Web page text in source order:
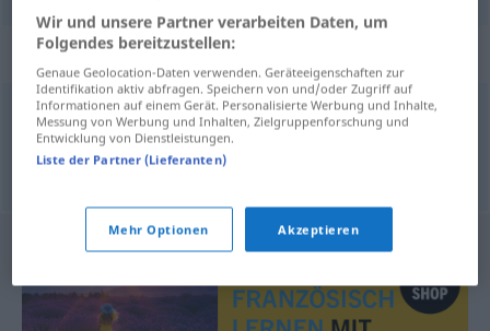
Synonyme für "Nachruf"
Nekrolog,Nachrede,Gedenkrede
Wir und unsere Partner verarbeiten Daten, um
Folgendes bereitzustellen:
Genaue Geolocation-Daten verwenden. Geräteeigenschaften zur
Identifikation aktiv abfragen. Speichern von und/oder Zugriff auf
Informationen auf einem Gerät. Personalisierte Werbung und Inhalte,
Messung von Werbung und Inhalten, Zielgruppenforschung und
Entwicklung von Dienstleistungen.
Liste der Partner (Lieferanten)
Mehr Optionen Akzeptieren